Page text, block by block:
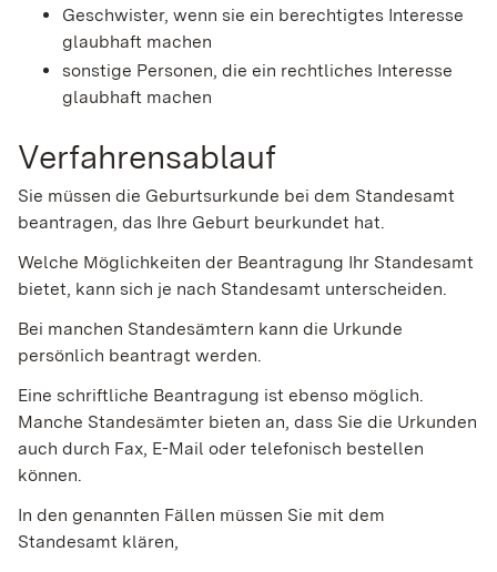
Geschwister, wenn sie ein berechtigtes Interesse
glaubhaft machen
sonstige Personen, die ein rechtliches Interesse
glaubhaft machen
Verfahrensablauf
Sie müssen die Geburtsurkunde bei dem Standesamt
beantragen, das Ihre Geburt beurkundet hat.
Welche Möglichkeiten der Beantragung Ihr Standesamt
bietet, kann sich je nach Standesamt unterscheiden.
Bei manchen Standesämtern kann die Urkunde
persönlich beantragt werden.
Eine schriftliche Beantragung ist ebenso möglich.
Manche Standesämter bieten an, dass Sie die Urkunden
auch durch Fax, E-Mail oder telefonisch bestellen
können.
In den genannten Fällen müssen Sie mit dem
Standesamt klären,